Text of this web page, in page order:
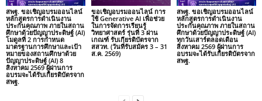
สพฐ. ขอเชิญอบรมออนไลน์
หลักสูตรการดำเนินงาน
ประกันคุณภาพ ภายในสถาน
ศึกษาด้วยปัญญาประดิษฐ์ (AI)
โมดูลที่ 2 การกำหนด
มาตรฐานการศึกษาและเป้า
หมายของสถานศึกษาด้วย
ปัญญาประดิษฐ์ (AI) 8
สิงหาคม 2569 ผู้ผ่านการ
อบรมจะได้รับเกียรติบัตรจาก
สพฐ.
ขอเชิญอบรมออนไลน์ การ
ใช้ Generative AI เพื่อช่วย
ในการจัดการเรียนรู้
วิทยาศาสตร์ รุ่นที่ 3 ผ่าน
เกณฑ์ รับเกียรติบัตรจาก
สสวท. (วันที่รับสมัคร 3 – 31
ส.ค. 2569)
สพฐ. ขอเชิญอบรมออนไลน์
หลักสูตรการดำเนินงาน
ประกันคุณภาพ ภายในสถาน
ศึกษาด้วยปัญญาประดิษฐ์ (AI)
ทุกวันเสาร์ตลอดเดือน
สิงหาคม 2569 ผู้ผ่านการ
อบรมจะได้รับเกียรติบัตรจาก
สพฐ.